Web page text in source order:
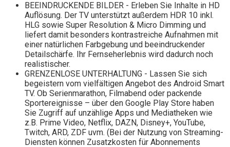
BEEINDRUCKENDE BILDER - Erleben Sie Inhalte in HD
Auflösung. Der TV unterstützt außerdem HDR 10 inkl.
HLG sowie Super Resolution & Micro Dimming und
liefert damit besonders kontrastreiche Aufnahmen mit
einer natürlichen Farbgebung und beeindruckender
Detailschärfe. Ihr Fernseherlebnis wird dadurch noch
realistischer.
GRENZENLOSE UNTERHALTUNG - Lassen Sie sich
begeistern vom vielfältigen Angebot des Android Smart
TV. Ob Serienmarathon, Filmabend oder packende
Sportereignisse – über den Google Play Store haben
Sie Zugriff auf unzählige Apps und Mediatheken wie
z.B. Prime Video, Netflix, DAZN, Disney+, YouTube,
Twitch, ARD, ZDF uvm. (Bei der Nutzung von Streaming-
Diensten können Zusatzkosten für Abonnements